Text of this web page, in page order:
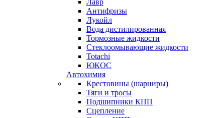
Лавр
Антифризы
Лукойл
Вода дистилированная
Тормозные жидкости
Стеклоомывающие жидкости
Totachi
ЮКОС
Автохимия
Крестовины (шарниры)
Тяги и тросы
Подшипники КПП
Сцепление